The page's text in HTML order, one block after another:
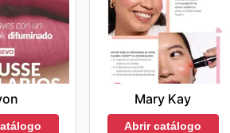
Mary Kay
Abrir catálogo